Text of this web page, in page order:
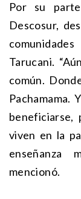
Por su
Descosur,
Tarucani.
común.
Pachamama.
viven en la
enseñanza
mencionó.